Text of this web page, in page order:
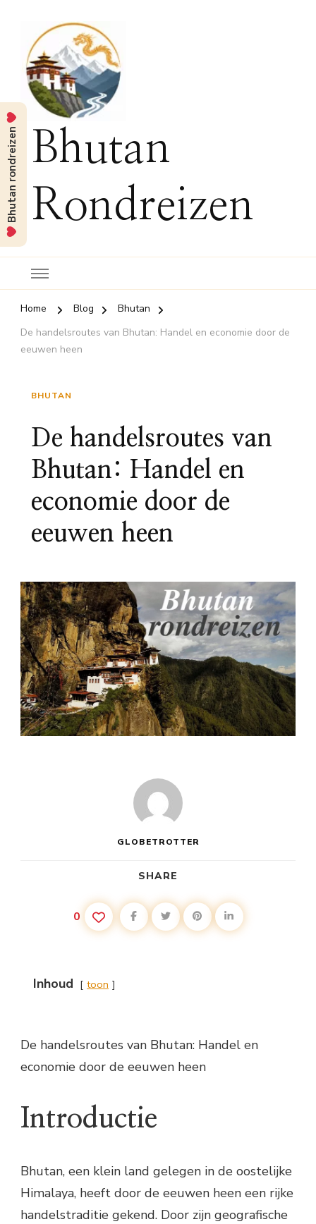
Bhutan
Rondreizen
Home Blog
Bhutan
De handelsroutes van Bhutan: Handel en economie door de
eeuwen heen
BHUTAN
De handelsroutes van
Bhutan: Handel en
economie door de
eeuwen heen
GLOBETROTTER
SHARE
0
Inhoud toon
De handelsroutes van Bhutan: Handel en
economie door de eeuwen heen
Introductie
Bhutan, een klein land gelegen in de oostelijke
Himalaya, heeft door de eeuwen heen een rijke
handelstraditie gekend. Door zijn geografische
Bhutan rondreizen